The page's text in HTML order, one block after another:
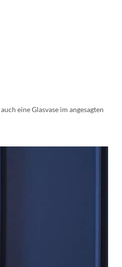
eine Glasvase im angesagten